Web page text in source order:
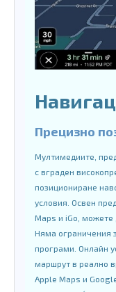
Прецизно
Мултимедиите,
с вграден
позициониране
условия. Освен
Maps и iGo, можете
Няма ограничения
програми. Онлайн
маршрут в реално
Apple Maps и